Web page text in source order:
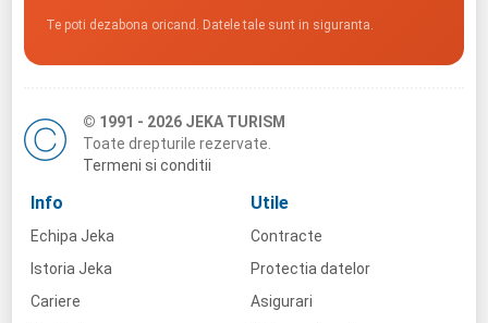
Te poti dezabona oricand. Datele tale sunt in siguranta.
© 1991 - 2026 JEKA TURISM
Toate drepturile rezervate.
Termeni si conditii
Info
Echipa Jeka
Istoria Jeka
Cariere
Utile
Contracte
Protectia datelor
Asigurari